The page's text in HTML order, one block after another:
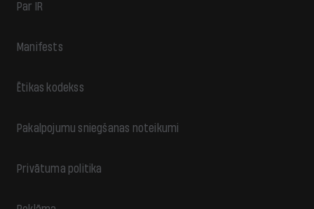
Par IR
Manifests
Ētikas kodekss
Pakalpojumu sniegšanas noteikumi
Privātuma politika